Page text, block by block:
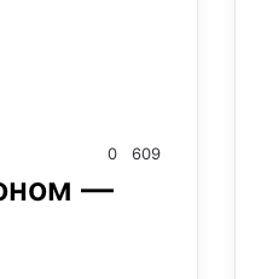
0 609
—